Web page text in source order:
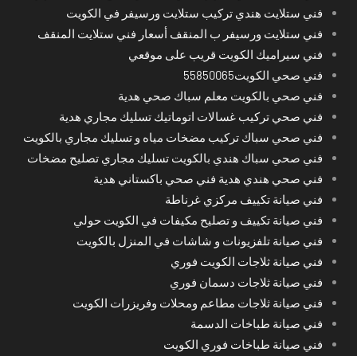
فني ستلايت هندي تركيب ستلايت ورسيفر في الكويت
فني ستلايت ورسيفر ب المنقف أسعار فني ستلايت المنقف
فني سيراميك الكويت قريب على موقعي
فني صحي الكويت55850065
فني صحي بالكويت معلم سباك صحي هدية
فني صحي تركيب غسالات اتوماتيك تسليك مجاري هدية
فني صحي سباك تركيب مضخات مياه و تسليك مجاري بالكويت
فني صحي سباك هندي بالكويت تسليك مجاري تصليح مضخات
فني صحي هندي هدية فني صحي باكستاني هدية
فني صيانة تكييف مركزي غرناطة
فني صيانة تكييف و تصليح مكيفات في الكويت حولي
فني صيانة تلفزيونات و شاشات في المنزل بالكويت
فني صيانة ثلاجات الكويت فوري
فني صيانة ثلاجات دسمان فوري
فني صيانة ثلاجات مطاعم ومحلات وفريزرات الكويت
فني صيانة طباخات الدسمة
فني صيانة طباخات فوري الكويت